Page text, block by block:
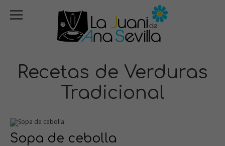
Recetas de Verduras
Tradicional
Sopa de cebolla